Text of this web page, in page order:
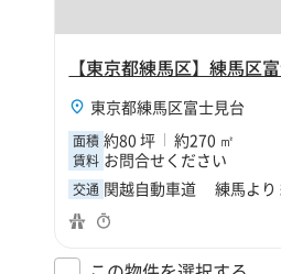
東京都練馬区富士見台
面積 約80 坪 約270 ㎡
賃料 お問合せください
交通 関越自動車道 練馬より